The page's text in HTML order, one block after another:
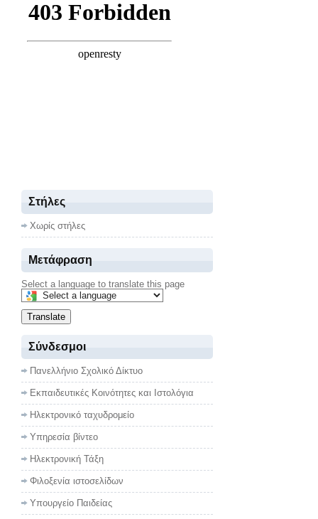
Στήλες
Χωρίς στήλες
Μετάφραση
Select a language to translate this page
Translate
Σύνδεσμοι
Πανελλήνιο Σχολικό Δίκτυο
Εκπαιδευτικές Κοινότητες και Ιστολόγια
Ηλεκτρονικό ταχυδρομείο
Υπηρεσία βίντεο
Ηλεκτρονική Τάξη
Φιλοξενία ιστοσελίδων
Υπουργείο Παιδείας